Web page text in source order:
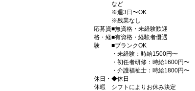
など
※週3日〜OK
※残業なし
応募資
格・経
験
■無資格・未経験歓迎
■有資格・経験者優遇
■ブランクOK
・未経験：時給1500円〜
・初任者研修：時給1600円〜
・介護福祉士：時給1800円〜
休日・
休暇
◆休日
シフトによりお休み決定